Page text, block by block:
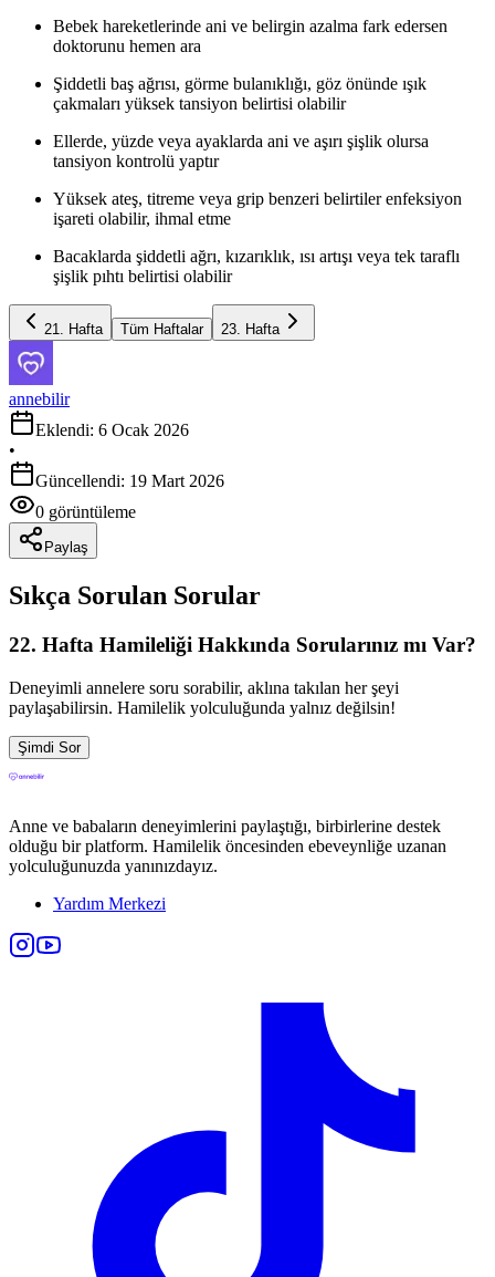
Bebek hareketlerinde ani ve belirgin azalma fark edersen
doktorunu hemen ara
Şiddetli baş ağrısı, görme bulanıklığı, göz önünde ışık
çakmaları yüksek tansiyon belirtisi olabilir
Ellerde, yüzde veya ayaklarda ani ve aşırı şişlik olursa
tansiyon kontrolü yaptır
Yüksek ateş, titreme veya grip benzeri belirtiler enfeksiyon
işareti olabilir, ihmal etme
Bacaklarda şiddetli ağrı, kızarıklık, ısı artışı veya tek taraflı
şişlik pıhtı belirtisi olabilir
21. Hafta Tüm Haftalar 23. Hafta
annebilir
Eklendi: 6 Ocak 2026
•
Güncellendi: 19 Mart 2026
0 görüntüleme
Paylaş
Sıkça Sorulan Sorular
22. Hafta Hamileliği Hakkında Sorularınız mı Var?
Deneyimli annelere soru sorabilir, aklına takılan her şeyi
paylaşabilirsin. Hamilelik yolculuğunda yalnız değilsin!
Şimdi Sor
Anne ve babaların deneyimlerini paylaştığı, birbirlerine destek
olduğu bir platform. Hamilelik öncesinden ebeveynliğe uzanan
yolculuğunuzda yanınızdayız.
Yardım Merkezi